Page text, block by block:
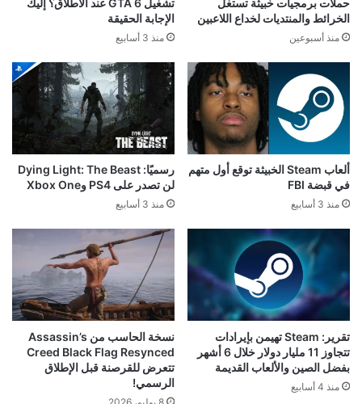
حملات برمجيات خبيثة تستغل
الخرائط والمنتديات لخداع اللاعبين
منذ أسبوعين
تشغيل GTA 6 عند الاطلاق؟ إليك
الإجابة الحقيقة
منذ 3 أسابيع
ألعاب Steam الخبيثة توقع أول متهم
في قبضة FBI
منذ 3 أسابيع
رسميًا: Dying Light: The Beast
لن تصدر على PS4 وXbox One
منذ 3 أسابيع
تقرير: Steam تهيمن بإيرادات
تتجاوز 11 مليار دولار خلال 6 أشهر
بفضل الصين والألعاب القديمة
منذ 4 أسابيع
نسخة الحاسب من Assassin’s
Creed Black Flag Resynced
تتعرض للقرصنة قبل الإطلاق
الرسمي!